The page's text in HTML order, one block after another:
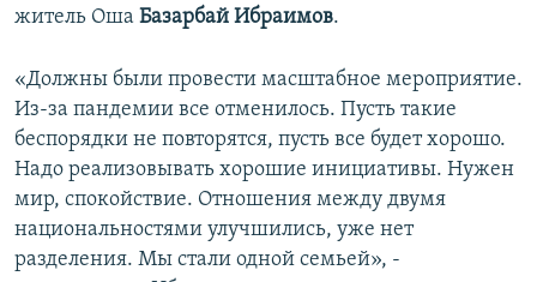
житель Оша Базарбай Ибраимов.
«Должны были провести масштабное мероприятие.
Из-за пандемии все отменилось. Пусть такие
беспорядки не повторятся, пусть все будет хорошо.
Надо реализовывать хорошие инициативы. Нужен
мир, спокойствие. Отношения между двумя
национальностями улучшились, уже нет
разделения. Мы стали одной семьей», -